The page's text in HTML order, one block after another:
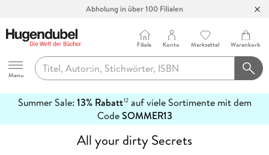
Abholung in über 100 Filialen
Hugendubel
Menu
Filiale Konto Merkzettel Warenkorb
Summer Sale: 13% Rabatt12auf viele Sortimente mit dem
CodeSOMMER13
erfahren
All your dirty Secrets